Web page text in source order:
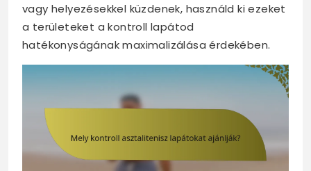
vagy helyezésekkel küzdenek, használd ki ezeket
a területeket a kontroll lapátod
hatékonyságának maximalizálása érdekében.